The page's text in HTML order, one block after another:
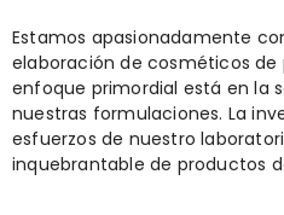
Estamos apasionadamente
elaboración de cosméticos de
enfoque primordial está en la
nuestras formulaciones. La
esfuerzos de nuestro
inquebrantable de productos